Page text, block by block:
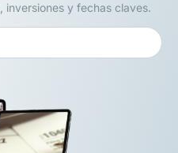
y fechas claves.